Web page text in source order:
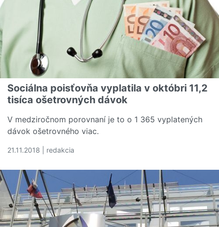
Sociálna poisťovňa vyplatila v októbri 11,2
tisíca ošetrovných dávok
V medziročnom porovnaní je to o 1 365 vyplatených
dávok ošetrovného viac.
21.11.2018 | redakcia